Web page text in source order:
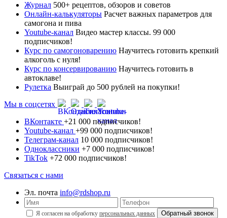
Журнал 500+ рецептов, обзоров и советов
Онлайн-калькуляторы Расчет важных параметров для
самогона и пива
Youtube-канал Видео мастер классы. 99 000
подписчиков!
Курс по самогоноварению Научитесь готовить крепкий
алкоголь с нуля!
Курс по консервированию Научитесь готовить в
автоклаве!
Рулетка Выиграй до 500 рублей на покупки!
Мы в соцсетях
ВКонтакте +21 000 подписчиков!
Youtube-канал +99 000 подписчиков!
Телеграм-канал 10 000 подписчиков!
Одноклассники +7 000 подписчиков!
TikTok +72 000 подписчиков!
Связаться с нами
Эл. почта info@rdshop.ru
Я согласен на обработку персональных данных